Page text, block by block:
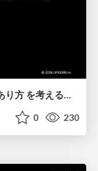
AI時代におけるプロダクト開発のあり方 を考える＿Akari
0 230